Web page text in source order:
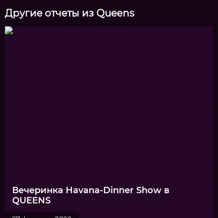
Другие отчеты из Queens
Вечеринка Havana-Dinner Show в
QUEENS